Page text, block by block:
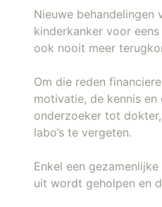
Nieuwe behandelingen
kinderkanker voor
ook nooit meer
Om die reden
motivatie, de kennis
onderzoeker tot
labo’s te vergeten.
Enkel een
uit wordt geholpen en